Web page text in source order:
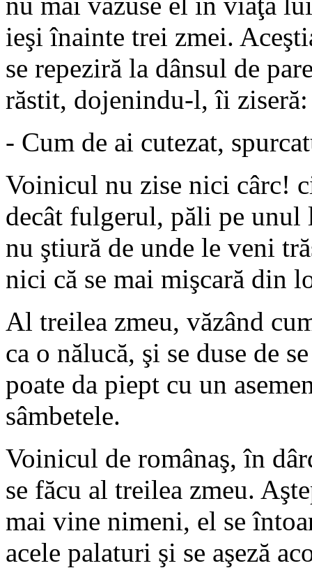
ieşi înainte trei zmei.
se repeziră la dânsul de
răstit, dojenindu-l, îi ziseră:
- Cum de ai cutezat,
Voinicul nu zise nici cârc!
decât fulgerul, păli pe unul
nu ştiură de unde le veni
nici că se mai mişcară din
Al treilea zmeu, văzând
ca o nălucă, şi se duse de
poate da piept cu un
sâmbetele.
Voinicul de românaş, în
se făcu al treilea zmeu.
mai vine nimeni, el se
acele palaturi şi se aşeză